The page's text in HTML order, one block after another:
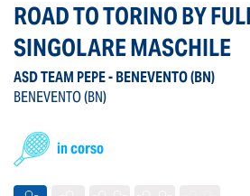
ROAD TO TORINO BY
SINGOLARE MASCHILE
ASD TEAM PEPE - BENEVENTO(BN)
BENEVENTO(BN)
in corso